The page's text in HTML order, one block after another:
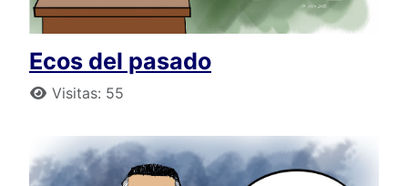
Ecos del pasado
Detalles
Visitas: 55